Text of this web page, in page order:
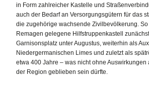
in Form zahlreicher Kastelle und
auch der Bedarf an Versorgungsgütern für das
die zugehörige wachsende Zivilbevölkerung.
Remagen gelegene Hilfstruppenkastell
Garnisonsplatz unter Augustus, weiterhin als
Niedergermanischen Limes und zuletzt als
etwa 400 Jahre – was nicht ohne Auswirkungen
der Region geblieben sein dürfte.